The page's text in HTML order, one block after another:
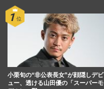
小栗旬の“非公表長女”が顔隠しデビ
ュー、透ける山田優の「スーパーモ